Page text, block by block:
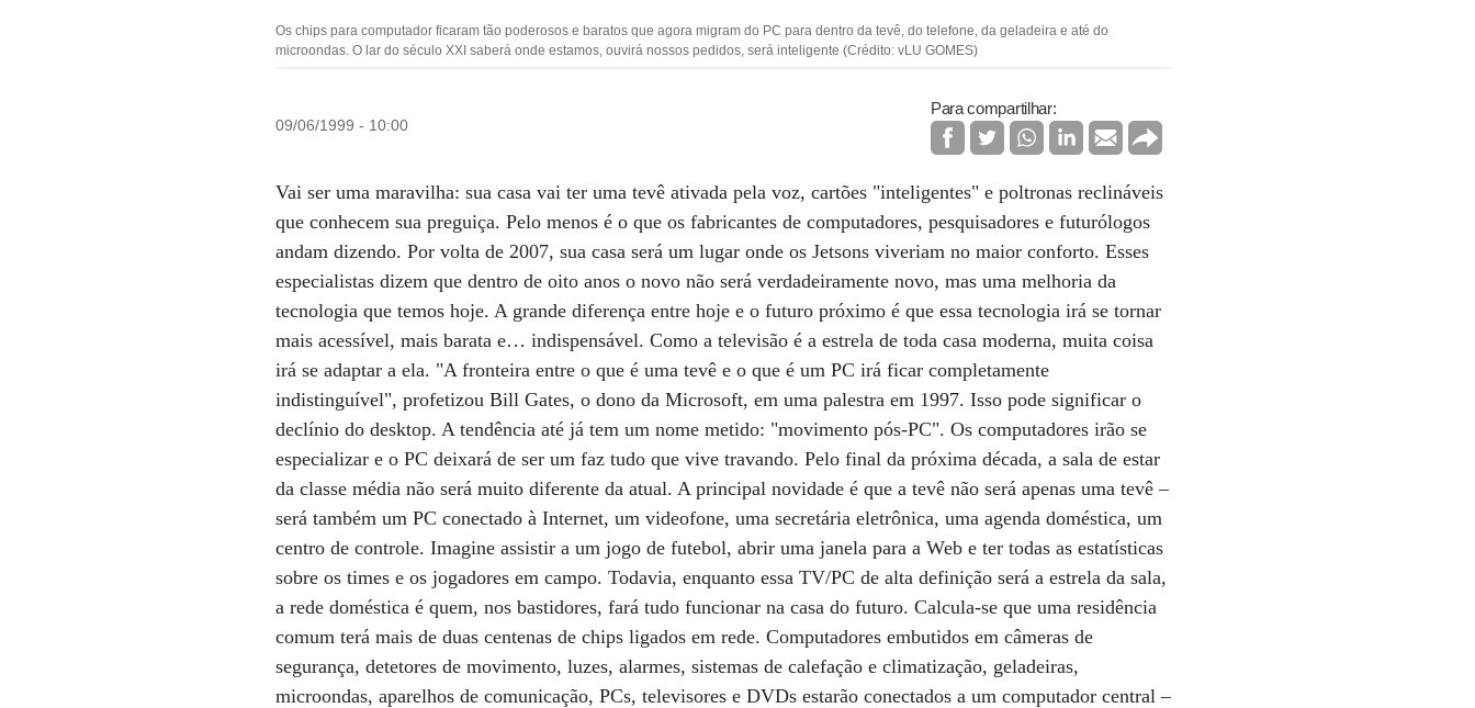
Os chips para computador ficaram tão poderosos e baratos que agora migram do PC para dentro da tevê, do telefone, da geladeira e até do
microondas. O lar do século XXI saberá onde estamos, ouvirá nossos pedidos, será inteligente (Crédito: vLU GOMES)
09/06/1999 - 10:00
Para compartilhar:
Vai ser uma maravilha: sua casa vai ter uma tevê ativada pela voz, cartões "inteligentes" e poltronas reclináveis
que conhecem sua preguiça. Pelo menos é o que os fabricantes de computadores, pesquisadores e futurólogos
andam dizendo. Por volta de 2007, sua casa será um lugar onde os Jetsons viveriam no maior conforto. Esses
especialistas dizem que dentro de oito anos o novo não será verdadeiramente novo, mas uma melhoria da
tecnologia que temos hoje. A grande diferença entre hoje e o futuro próximo é que essa tecnologia irá se tornar
mais acessível, mais barata e… indispensável. Como a televisão é a estrela de toda casa moderna, muita coisa
irá se adaptar a ela. "A fronteira entre o que é uma tevê e o que é um PC irá ficar completamente
indistinguível", profetizou Bill Gates, o dono da Microsoft, em uma palestra em 1997. Isso pode significar o
declínio do desktop. A tendência até já tem um nome metido: "movimento pós-PC". Os computadores irão se
especializar e o PC deixará de ser um faz tudo que vive travando. Pelo final da próxima década, a sala de estar
da classe média não será muito diferente da atual. A principal novidade é que a tevê não será apenas uma tevê –
será também um PC conectado à Internet, um videofone, uma secretária eletrônica, uma agenda doméstica, um
centro de controle. Imagine assistir a um jogo de futebol, abrir uma janela para a Web e ter todas as estatísticas
sobre os times e os jogadores em campo. Todavia, enquanto essa TV/PC de alta definição será a estrela da sala,
a rede doméstica é quem, nos bastidores, fará tudo funcionar na casa do futuro. Calcula-se que uma residência
comum terá mais de duas centenas de chips ligados em rede. Computadores embutidos em câmeras de
segurança, detetores de movimento, luzes, alarmes, sistemas de calefação e climatização, geladeiras,
microondas, aparelhos de comunicação, PCs, televisores e DVDs estarão conectados a um computador central –